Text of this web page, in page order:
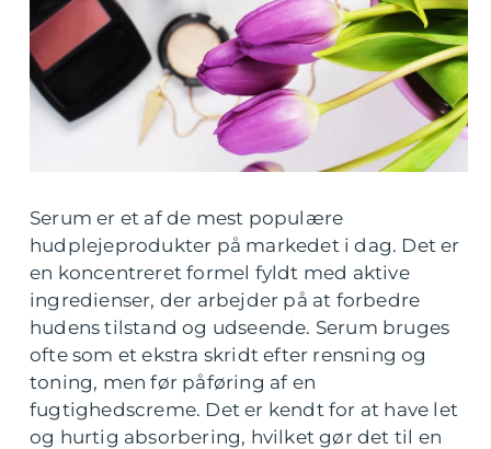
Serum er et af de mest populære
hudplejeprodukter på markedet i dag. Det er
en koncentreret formel fyldt med aktive
ingredienser, der arbejder på at forbedre
hudens tilstand og udseende. Serum bruges
ofte som et ekstra skridt efter rensning og
toning, men før påføring af en
fugtighedscreme. Det er kendt for at have let
og hurtig absorbering, hvilket gør det til en